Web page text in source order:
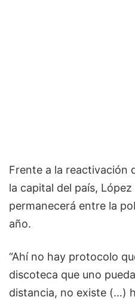
Frente a la reactivación
la capital del país,
permanecerá entre la
año.
“Ahí no hay protocolo
discoteca que uno
distancia, no existe (…)